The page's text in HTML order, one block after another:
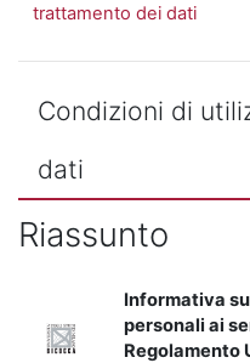
trattamento dei dati
Condizioni di
dati
Riassunto
Informativa
personali ai
Regolamento